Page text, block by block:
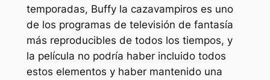
temporadas, Buffy la cazavampiros es uno
de los programas de televisión de fantasía
más reproducibles de todos los tiempos, y
la película no podría haber incluido todos
estos elementos y haber mantenido una